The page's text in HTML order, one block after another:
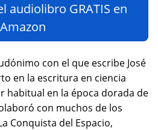
audiolibro GRATIS en
Amazon
con el que escribe José
en la escritura en ciencia
habitual en la época dorada de
con muchos de los
Conquista del Espacio,